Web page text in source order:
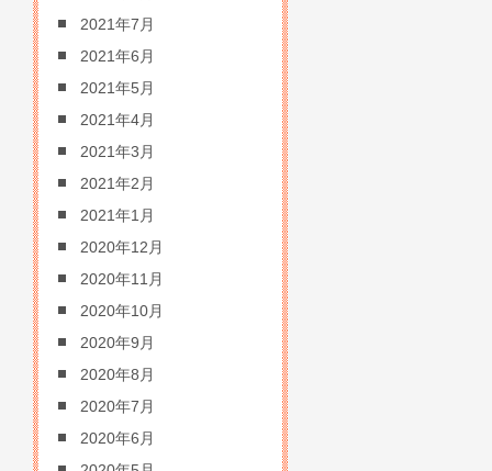
2021年7月
2021年6月
2021年5月
2021年4月
2021年3月
2021年2月
2021年1月
2020年12月
2020年11月
2020年10月
2020年9月
2020年8月
2020年7月
2020年6月